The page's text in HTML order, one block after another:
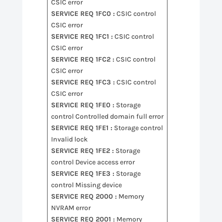
CSIC error
SERVICE REQ 1FC0 : CSIC control
CSIC error
SERVICE REQ 1FC1 : CSIC control
CSIC error
SERVICE REQ 1FC2 : CSIC control
CSIC error
SERVICE REQ 1FC3 : CSIC control
CSIC error
SERVICE REQ 1FE0 : Storage
control Controlled domain full error
SERVICE REQ 1FE1 : Storage control
Invalid lock
SERVICE REQ 1FE2 : Storage
control Device access error
SERVICE REQ 1FE3 : Storage
control Missing device
SERVICE REQ 2000 : Memory
NVRAM error
SERVICE REQ 2001 : Memory